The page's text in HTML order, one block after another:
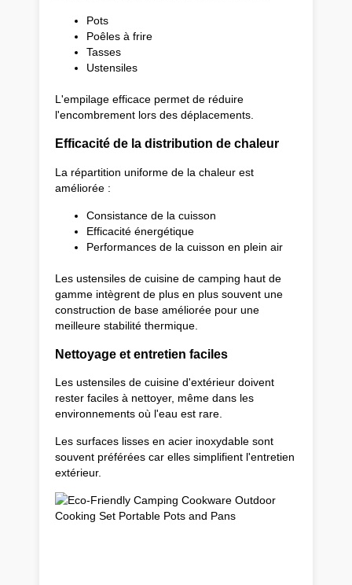
Pots
Poêles à frire
Tasses
Ustensiles
L'empilage efficace permet de réduire
l'encombrement lors des déplacements.
Efficacité de la distribution de chaleur
La répartition uniforme de la chaleur est
améliorée :
Consistance de la cuisson
Efficacité énergétique
Performances de la cuisson en plein air
Les ustensiles de cuisine de camping haut de
gamme intègrent de plus en plus souvent une
construction de base améliorée pour une
meilleure stabilité thermique.
Nettoyage et entretien faciles
Les ustensiles de cuisine d'extérieur doivent
rester faciles à nettoyer, même dans les
environnements où l'eau est rare.
Les surfaces lisses en acier inoxydable sont
souvent préférées car elles simplifient l'entretien
extérieur.